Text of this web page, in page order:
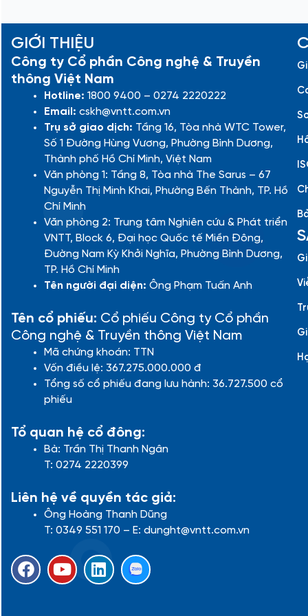
GIỚI THIỆU
Công ty Cổ phần Công nghệ & Truyền
thông Việt Nam
Hotline: 1800 9400 – 0274 2220222
Email: cskh@vntt.com.vn
Trụ sở giao dịch: Tầng 16, Tòa nhà WTC Tower,
Số 1 Đường Hùng Vương, Phường Bình Dương,
Thành phố Hồ Chí Minh, Việt Nam
Văn phòng 1: Tầng 8, Tòa nhà The Sarus – 67
Nguyễn Thị Minh Khai, Phường Bến Thành, TP. Hồ
Chí Minh
Văn phòng 2: Trung tâm Nghiên cứu & Phát triển
VNTT, Block 6, Đại học Quốc tế Miền Đông,
Đường Nam Kỳ Khởi Nghĩa, Phường Bình Dương,
TP. Hồ Chí Minh
Tên người đại diện: Ông Phạm Tuấn Anh
Tên cổ phiếu: Cổ phiếu Công ty Cổ phần
Công nghệ & Truyền thông Việt Nam
Mã chứng khoán: TTN
Vốn điều lệ: 367.275.000.000 đ
Tổng số cổ phiếu đang lưu hành: 36.727.500 cổ
phiếu
Tổ quan hệ cổ đông:
Bà: Trần Thị Thanh Ngân
T: 0274 2220399
Liên hệ về quyền tác giả:
Ông Hoàng Thanh Dũng
T: 0349 551 170 – E: dunght@vntt.com.vn
F
a
Y
o
L
i